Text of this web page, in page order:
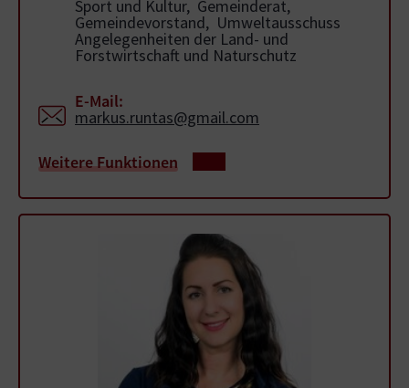
Sport und Kultur, Gemeinderat,
Gemeindevorstand, Umweltausschuss
Angelegenheiten der Land- und
Forstwirtschaft und Naturschutz
E-Mail:
markus.runtas@gmail.com
Weitere Funktionen